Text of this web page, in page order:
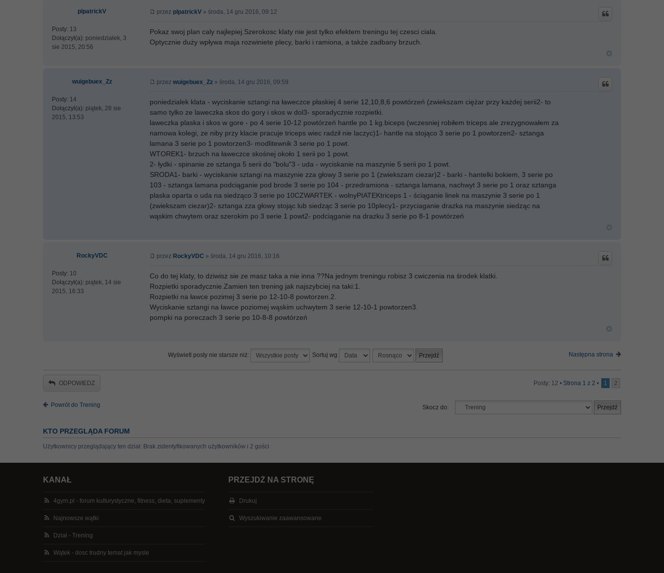
plpatrickV
Posty: 13
Dołączył(a): poniedziałek, 3
sie 2015, 20:56
przez plpatrickV » środa, 14 gru 2016, 09:12
Pokaz swoj plan caly najlepiej.Szerokosc klaty nie jest tylko efektem treningu tej czesci ciala.
Optycznie duży wpływa maja rozwiniete plecy, barki i ramiona, a także zadbany brzuch.
wuigebuex_Zz
Posty: 14
Dołączył(a): piątek, 28 sie
2015, 13:53
przez wuigebuex_Zz » środa, 14 gru 2016, 09:59
poniedzialek klata - wyciskanie sztangi na ławeczce płaskiej 4 serie 12,10,8,6 powtórzeń (zwiekszam ciężar przy każdej serii2- to
samo tylko ze laweczka skos do gory i skos w dol3- sporadycznie rozpietki.
laweczka plaska i skos w gore - po 4 serie 10-12 powtórzeń hantle po 1 kg.biceps (wczesniej robiłem triceps ale zrezygnowałem za
namowa kolegi, ze niby przy klacie pracuje triceps wiec radził nie laczyc)1- hantle na stojąco 3 serie po 1 powtorzen2- sztanga
lamana 3 serie po 1 powtorzen3- modlitewnik 3 serie po 1 powt.
WTOREK1- brzuch na ławeczce skośnej około 1 serii po 1 powt.
2- łydki - spinanie ze sztanga 5 serii do "bolu"3 - uda - wyciskanie na maszynie 5 serii po 1 powt.
SRODA1- barki - wyciskanie sztangi na maszynie zza głowy 3 serie po 1 (zwiekszam ciezar)2 - barki - hantelki bokiem, 3 serie po
103 - sztanga lamana podciąganie pod brode 3 serie po 104 - przedramiona - sztanga lamana, nachwyt 3 serie po 1 oraz sztanga
plaska oparta o uda na siedząco 3 serie po 10CZWARTEK - wolnyPIATEKtriceps 1 - ściąganie linek na maszynie 3 serie po 1
(zwiekszam ciezar)2- sztanga zza głowy stojąc lub siedząc 3 serie po 10plecy1- przyciaganie drazka na maszynie siedząc na
wąskim chwytem oraz szerokim po 3 serie 1 powt2- podciąganie na drazku 3 serie po 8-1 powtórzeń
RockyVDC
Posty: 10
Dołączył(a): piątek, 14 sie
2015, 16:33
przez RockyVDC » środa, 14 gru 2016, 10:16
Co do tej klaty, to dziwisz sie ze masz taka a nie inna ??Na jednym treningu robisz 3 cwiczenia na środek klatki.
Rozpietki sporadycznie.Zamien ten trening jak najszybciej na taki:1.
Rozpietki na ławce pozimej 3 serie po 12-10-8 powtorzen.2.
Wyciskanie sztangi na ławce poziomej wąskim uchwytem 3 serie 12-10-1 powtorzen3.
pompki na poreczach 3 serie po 10-8-8 powtórzeń
Następna strona
Wyświetl posty nie starsze niż: Sortuj wg
ODPOWIEDZ Posty: 12 • Strona 1 z 2 • 1 2
Powrót do Trening Skocz do:
KTO PRZEGLĄDA FORUM
Użytkownicy przeglądający ten dział: Brak zidentyfikowanych użytkowników i 2 gości
KANAŁ
4gym.pl - forum kulturystyczne, fitness, dieta, suplementy
Najnowsze wątki
Dział - Trening
Wątek - dosc trudny temat jak mysle
PRZEJDŹ NA STRONĘ
Drukuj
Wyszukiwanie zaawansowane